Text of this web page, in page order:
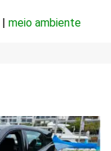
| meio ambiente